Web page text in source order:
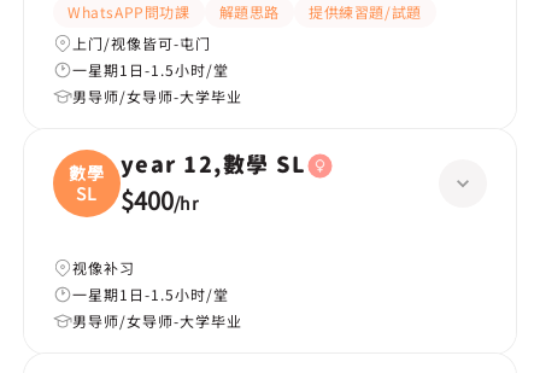
WhatsAPP問功課 解題思路
提供練習題/試題
上门/视像皆可-屯门
一星期1日-1.5小时/堂
男导师/女导师-大学毕业
數學
SL
year 12,數學 SL
$400/hr
视像补习
一星期1日-1.5小时/堂
男导师/女导师-大学毕业